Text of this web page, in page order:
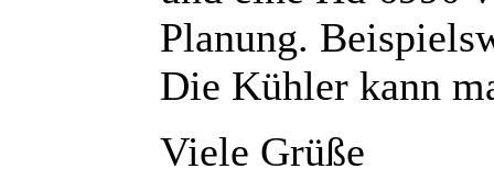
Planung.
Die Kühler kann
Viele Grüße